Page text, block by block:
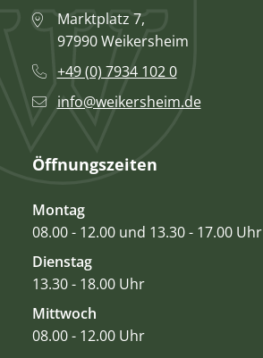
Marktplatz 7,
97990 Weikersheim
+49 (0) 7934 102 0
info@weikersheim.de
Öffnungszeiten
Montag
08.00 - 12.00 und 13.30 - 17.00 Uhr
Dienstag
13.30 - 18.00 Uhr
Mittwoch
08.00 - 12.00 Uhr